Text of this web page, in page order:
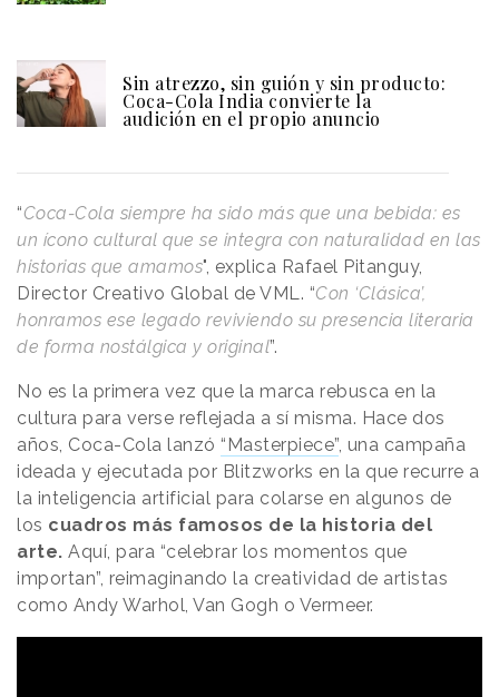
Sin atrezzo, sin guión y sin producto:
Coca-Cola India convierte la
audición en el propio anuncio
“Coca-Cola siempre ha sido más que una bebida: es
un ícono cultural que se integra con naturalidad en las
historias que amamos", explica Rafael Pitanguy,
Director Creativo Global de VML. “Con ‘Clásica’,
honramos ese legado reviviendo su presencia literaria
de forma nostálgica y original”.
No es la primera vez que la marca rebusca en la
cultura para verse reflejada a sí misma. Hace dos
años, Coca-Cola lanzó “Masterpiece”, una campaña
ideada y ejecutada por Blitzworks en la que recurre a
la inteligencia artificial para colarse en algunos de
los cuadros más famosos de la historia del
arte. Aquí, para “celebrar los momentos que
importan”, reimaginando la creatividad de artistas
como Andy Warhol, Van Gogh o Vermeer.